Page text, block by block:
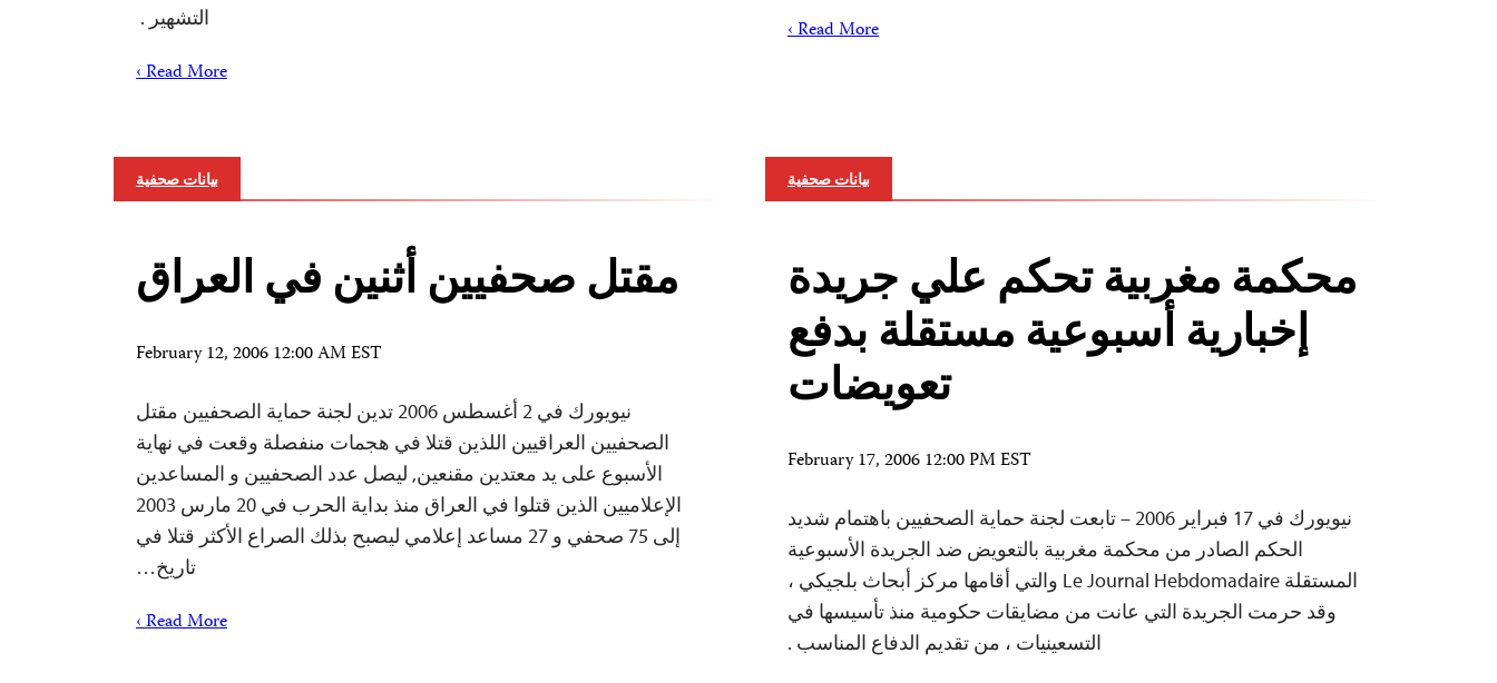
Read More ›
التشهير .
Read More ›
بيانات صحفية
محكمة مغربية تحكم علي جريدة
إخبارية أسبوعية مستقلة بدفع
تعويضات
February 17, 2006 12:00 PM EST
نيويورك في 17 فبراير 2006 – تابعت لجنة حماية الصحفيين باهتمام شديد
الحكم الصادر من محكمة مغربية بالتعويض ضد الجريدة الأسبوعية
المستقلة Le Journal Hebdomadaire والتي أقامها مركز أبحاث بلجيكي ،
وقد حرمت الجريدة التي عانت من مضايقات حكومية منذ تأسيسها في
التسعينيات ، من تقديم الدفاع المناسب .
بيانات صحفية
مقتل صحفيين أثنين في العراق
February 12, 2006 12:00 AM EST
نيويورك في 2 أغسطس 2006 تدين لجنة حماية الصحفيين مقتل
الصحفيين العراقيين اللذين قتلا في هجمات منفصلة وقعت في نهاية
الأسبوع على يد معتدين مقنعين, ليصل عدد الصحفيين و المساعدين
الإعلاميين الذين قتلوا في العراق منذ بداية الحرب في 20 مارس 2003
إلى 75 صحفي و 27 مساعد إعلامي ليصبح بذلك الصراع الأكثر قتلا في
تاريخ…
Read More ›